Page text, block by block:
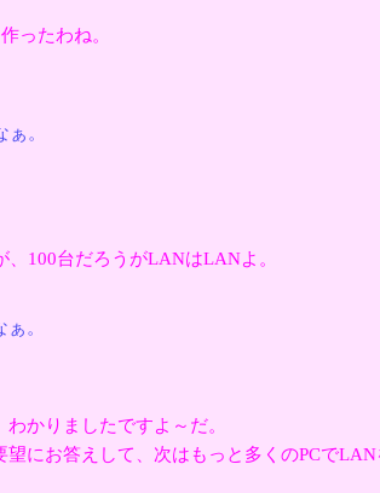
ったわね。
。
100台だろうがLANはLANよ。
。
かりましたですよ～だ。
にお答えして、次はもっと多くのPCでLAN